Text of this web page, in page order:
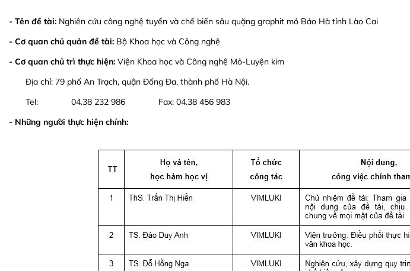
- Tên đề tài: Nghiên cứu công nghệ tuyển và chế biến sâu quặng graphit mỏ Bảo Hà tỉnh Lào Cai
- Cơ quan chủ quản đề tài: Bộ Khoa học và Công nghệ
- Cơ quan chủ trì thực hiện: Viện Khoa học và Công nghệ Mỏ-Luyện kim
Địa chỉ: 79 phố An Trạch, quận Đống Đa, thành phố Hà Nội.
Tel: 04.38 232 986 Fax: 04.38 456 983
- Những người thực hiện chính: